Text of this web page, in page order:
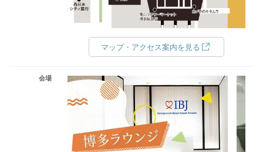
マップ・アクセス案内を見る
会場